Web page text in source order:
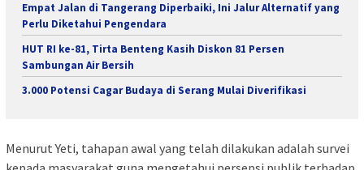
Empat Jalan di Tangerang Diperbaiki, Ini Jalur Alternatif yang
Perlu Diketahui Pengendara
HUT RI ke-81, Tirta Benteng Kasih Diskon 81 Persen
Sambungan Air Bersih
3.000 Potensi Cagar Budaya di Serang Mulai Diverifikasi
Menurut Yeti, tahapan awal yang telah dilakukan adalah survei